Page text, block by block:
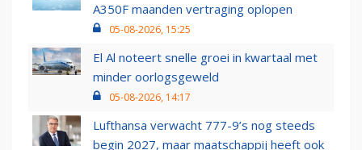
A350F maanden vertraging oplopen
05-08-2026, 15:25
El Al noteert snelle groei in kwartaal met
minder oorlogsgeweld
05-08-2026, 14:17
Lufthansa verwacht 777-9’s nog steeds
begin 2027, maar maatschappij heeft ook